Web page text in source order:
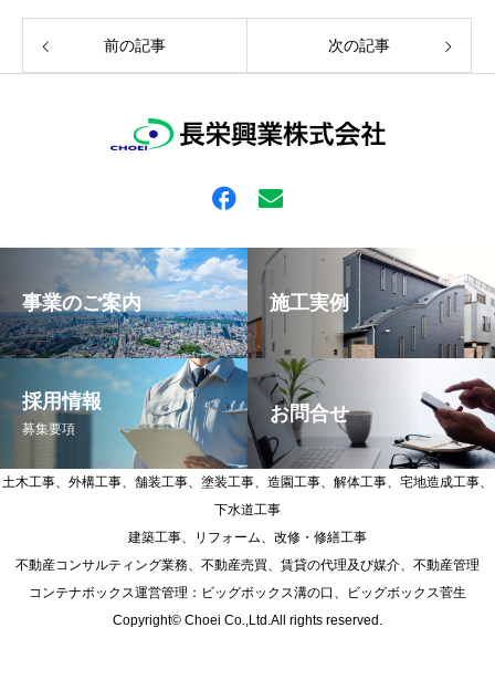
前の記事 次の記事
事業のご案内 施工実例
採用情報
募集要項
お問合せ
土木工事、外構工事、舗装工事、塗装工事、造園工事、解体工事、宅地造成工事、
下水道工事
建築工事、リフォーム、改修・修繕工事
不動産コンサルティング業務、不動産売買、賃貸の代理及び媒介、不動産管理
コンテナボックス運営管理：ビッグボックス溝の口、ビッグボックス菅生
Copyright© Choei Co.,Ltd.All rights reserved.